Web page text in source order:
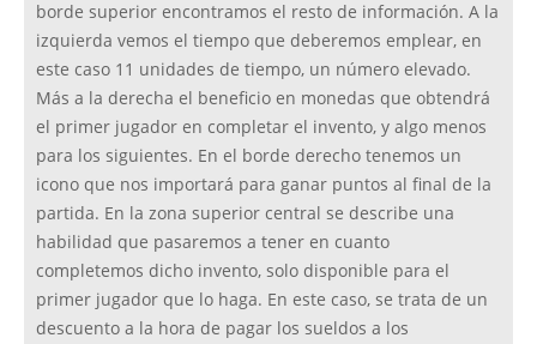
borde superior encontramos el resto de información. A la
izquierda vemos el tiempo que deberemos emplear, en
este caso 11 unidades de tiempo, un número elevado.
Más a la derecha el beneficio en monedas que obtendrá
el primer jugador en completar el invento, y algo menos
para los siguientes. En el borde derecho tenemos un
icono que nos importará para ganar puntos al final de la
partida. En la zona superior central se describe una
habilidad que pasaremos a tener en cuanto
completemos dicho invento, solo disponible para el
primer jugador que lo haga. En este caso, se trata de un
descuento a la hora de pagar los sueldos a los